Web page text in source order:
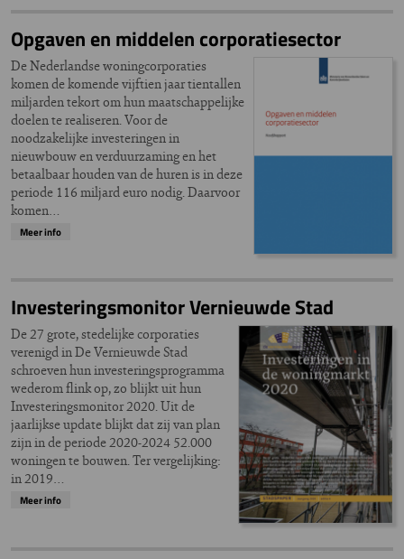
Opgaven en middelen corporatiesector
De Nederlandse woningcorporaties
komen de komende vijftien jaar tientallen
miljarden tekort om hun maatschappelijke
doelen te realiseren. Voor de
noodzakelijke investeringen in
nieuwbouw en verduurzaming en het
betaalbaar houden van de huren is in deze
periode 116 miljard euro nodig. Daarvoor
komen…
Meer info
Investeringsmonitor Vernieuwde Stad
De 27 grote, stedelijke corporaties
verenigd in De Vernieuwde Stad
schroeven hun investeringsprogramma
wederom flink op, zo blijkt uit hun
Investeringsmonitor 2020. Uit de
jaarlijkse update blijkt dat zij van plan
zijn in de periode 2020-2024 52.000
woningen te bouwen. Ter vergelijking:
in 2019…
Meer info